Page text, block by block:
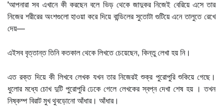
'আপনারা সব এখানে কী করছেন বলে ভিড় থেকে জাদুকর নিজেই বেরিয়ে এসে তার
নিজের শরীরের অংশগুলো হাওয়া করে দিয়ে বান্ডিলের সুতোটা গুটিয়ে এনে তালুতে রেখে
দেয়—
এইসব বৃত্তান্ত তিনি কতকাল থেকে লিখতে চেয়েছেন, কিন্তু লেখা হয় নি।
এত রক্ত দিয়ে কী লিখবে লেখক যখন তার নিজেরই শুক্র পুরোপুরি শুকিয়ে গেছে।
ধুলোর মধ্যে চোখ দুটি পুরোপুরি ঢেকে গেলে লেখকের স্বপ্ন দেখা শেষ হয় । তখন
নিষ্কম্প বিরাট মুখ থুবড়োনো আঁধার। আঁধার।